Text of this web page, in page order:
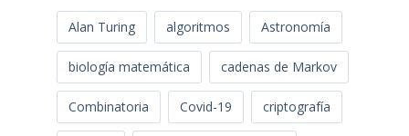
Alan Turing algoritmos Astronomía
biología matemática cadenas de Markov
Combinatoria Covid-19 criptografía